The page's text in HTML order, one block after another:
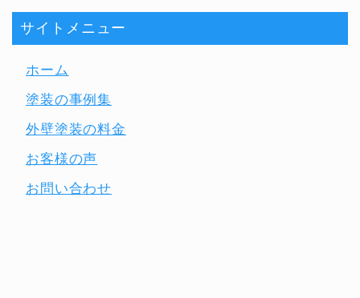
サイトメニュー
ホーム
塗装の事例集
外壁塗装の料金
お客様の声
お問い合わせ